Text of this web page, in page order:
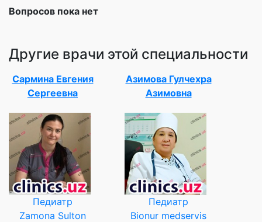
Вопросов пока нет
Другие врачи этой специальности
Сармина Евгения
Сергеевна
Педиатр
Zamona Sulton
Азимова Гулчехра
Азимовна
Педиатр
Bionur medservis